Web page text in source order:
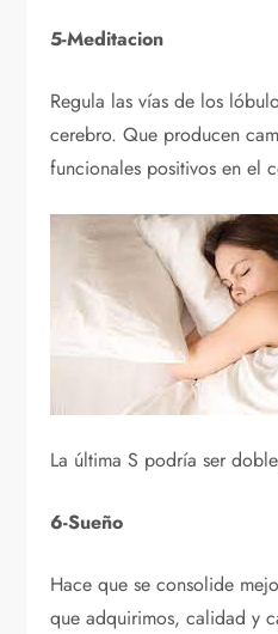
5-Meditacion
Regula las vías de los
cerebro. Que producen
funcionales positivos en el
La última S podría ser
6-Sueño
Hace que se consolide
que adquirimos, calidad y